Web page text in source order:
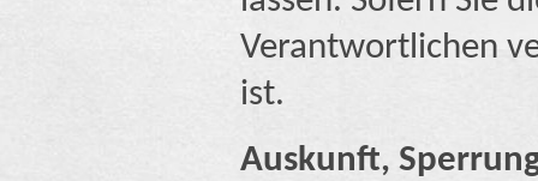
Verantwortlichen
ist.
Auskunft,